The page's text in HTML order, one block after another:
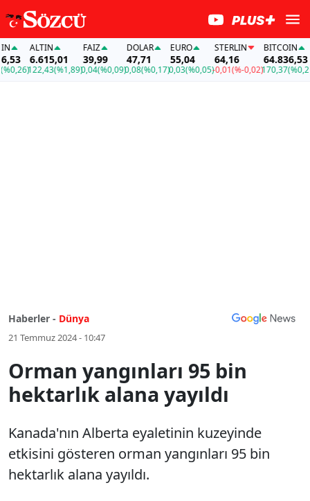
ALTIN
6.615,01
122,43(%1,89)
FAİZ
39,99
0,04(%0,09)
DOLAR
47,71
0,08(%0,17)
EURO
55,04
0,03(%0,05)
STERLIN
64,16
-0,01(%-0,02)
BITCOIN
64.836,53
170,37(%0,26)
Haberler - Dünya
21 Temmuz 2024 - 10:47
Orman yangınları 95 bin
hektarlık alana yayıldı
Kanada'nın Alberta eyaletinin kuzeyinde
etkisini gösteren orman yangınları 95 bin
hektarlık alana yayıldı.